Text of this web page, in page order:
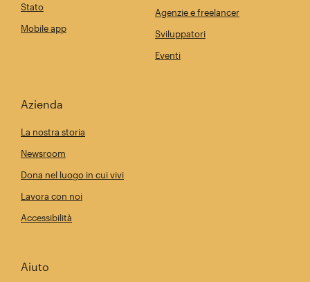
Stato
Mobile app
Agenzie e freelancer
Sviluppatori
Eventi
Azienda
La nostra storia
Newsroom
Dona nel luogo in cui vivi
Lavora con noi
Accessibilità
Aiuto